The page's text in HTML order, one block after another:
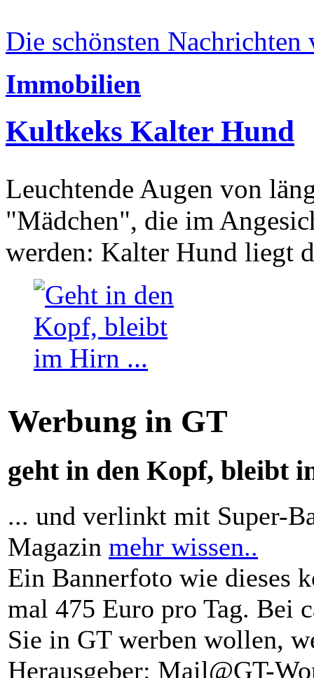
Die schönsten Nachrichten
Immobilien
Kultkeks Kalter Hund
Leuchtende Augen von
"Mädchen", die im
werden: Kalter Hund liegt
Werbung in GT
geht in den Kopf, bleibt
... und verlinkt mit Super-
Magazin mehr wissen..
Ein Bannerfoto wie dieses
mal 475 Euro pro Tag. Bei
Sie in GT werben wollen,
Herausgeber: Mail@GT-